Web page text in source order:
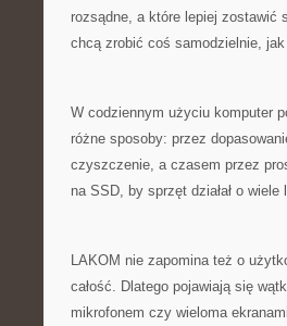
rozsądne, a które lepiej zostawić
chcą zrobić coś samodzielnie,
W codziennym użyciu komputer
różne sposoby: przez
czyszczenie, a czasem przez
na SSD, by sprzęt działał o wiele
LAKOM nie zapomina też o
całość. Dlatego pojawiają się
mikrofonem czy wieloma